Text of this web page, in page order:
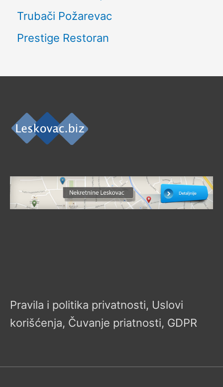
Trubači Požarevac
Prestige Restoran
Pravila i politika privatnosti, Uslovi
korišćenja, Čuvanje priatnosti, GDPR